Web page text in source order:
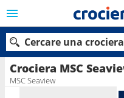
MSC Seaview
Cercare una crociera